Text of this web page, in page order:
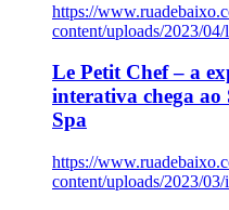
https://
content/uploads/2023/
Le Petit Chef – a
interativa chega
Spa
https://
content/uploads/2023/